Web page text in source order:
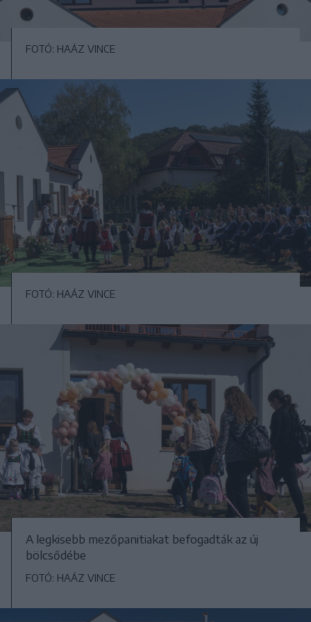
FOTÓ: HAÁZ VINCE
FOTÓ: HAÁZ VINCE
A legkisebb mezőpanitiakat befogadták az új
bölcsődébe
FOTÓ: HAÁZ VINCE